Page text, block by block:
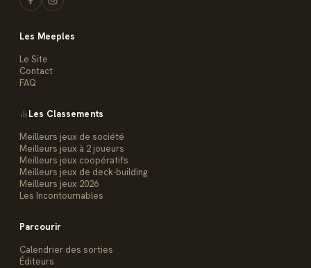
Les Meeples
Le Site
Contact
FAQ
Les Classements
Meilleurs jeux de société
Meilleurs jeux à 2 joueurs
Meilleurs jeux coopératifs
Meilleurs jeux de deck-building
Meilleurs jeux 2026
Les Incontournables
Parcourir
Calendrier des sorties
Éditeurs